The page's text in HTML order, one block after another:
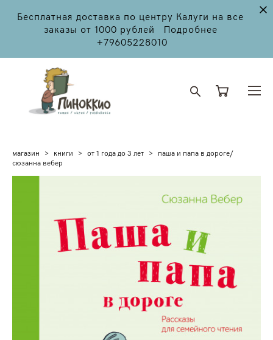
Бесплатная доставка по центру Калуги на все
заказы от 1000 рублей Подробнее
+79605228010
магазин > книги > от 1 года до 3 лет >
паша и папа в дороге/
сюзанна вебер